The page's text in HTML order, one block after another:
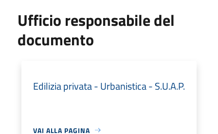
Ufficio responsabile del
documento
Edilizia privata - Urbanistica - S.U.A.P.
VAI ALLA PAGINA